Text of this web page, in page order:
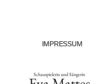
IMPRESSUM
Schauspielerin und Sängerin